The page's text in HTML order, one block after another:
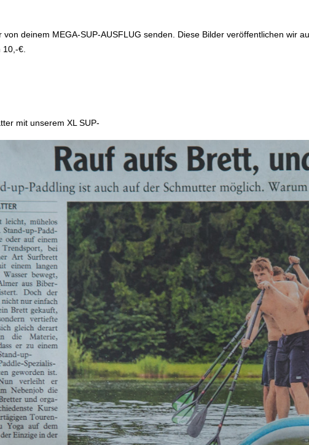
deinem MEGA-SUP-AUSFLUG senden. Diese Bilder veröffentlichen wir
€.
mit unserem XL SUP-